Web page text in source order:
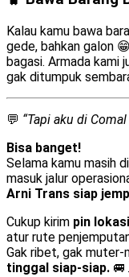
Kalau kamu bawa
gede, bahkan galon
bagasi. Armada kami
gak ditumpuk
💬 “Tapi aku di
Bisa banget!
Selama kamu masih
masuk jalur
Arni Trans siap
Cukup kirim pin
atur rute
Gak ribet, gak
tinggal siap-siap.